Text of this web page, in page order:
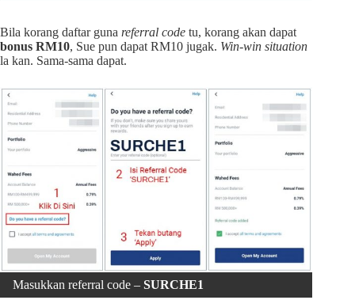
Bila korang daftar guna referral code tu, korang akan dapat
bonus RM10, Sue pun dapat RM10 jugak. Win-win situation
la kan. Sama-sama dapat.
Masukkan referral code –SURCHE1